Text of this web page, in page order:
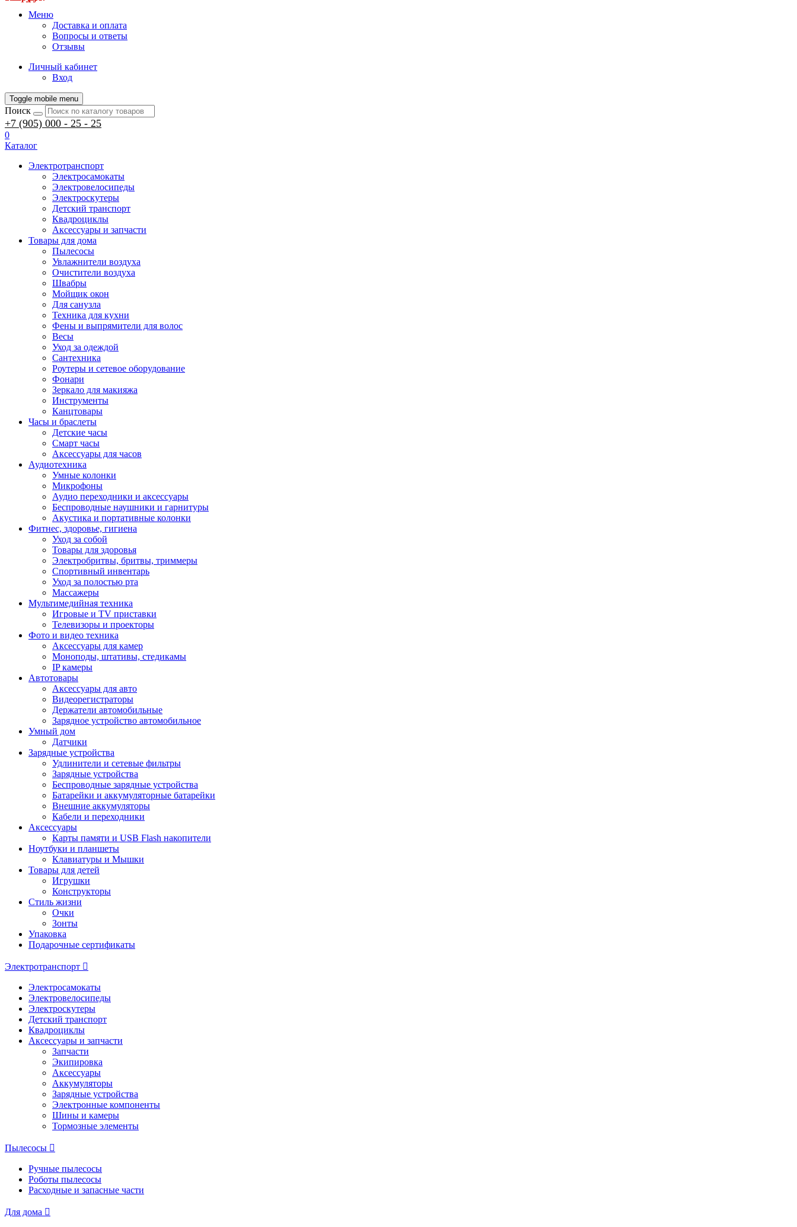
Меню
Доставка и оплата
Вопросы и ответы
Отзывы
Личный кабинет
Вход
Toggle mobile menu
Поиск
+7 (905) 000 - 25 - 25
0
Каталог
Электротранспорт
Электросамокаты
Электровелосипеды
Электроскутеры
Детский транспорт
Квадроциклы
Аксессуары и запчасти
Товары для дома
Пылесосы
Увлажнители воздуха
Очистители воздуха
Швабры
Мойщик окон
Для санузла
Техника для кухни
Фены и выпрямители для волос
Весы
Уход за одеждой
Сантехника
Роутеры и сетевое оборудование
Фонари
Зеркало для макияжа
Инструменты
Канцтовары
Часы и браслеты
Детские часы
Смарт часы
Аксессуары для часов
Аудиотехника
Умные колонки
Микрофоны
Аудио переходники и аксессуары
Беспроводные наушники и гарнитуры
Акустика и портативные колонки
Фитнес, здоровье, гигиена
Уход за собой
Товары для здоровья
Электробритвы, бритвы, триммеры
Спортивный инвентарь
Уход за полостью рта
Массажеры
Мультимедийная техника
Игровые и TV приставки
Телевизоры и проекторы
Фото и видео техника
Аксессуары для камер
Моноподы, штативы, стедикамы
IP камеры
Автотовары
Аксессуары для авто
Видеорегистраторы
Держатели автомобильные
Зарядное устройство автомобильное
Умный дом
Датчики
Зарядные устройства
Удлинители и сетевые фильтры
Зарядные устройства
Беспроводные зарядные устройства
Батарейки и аккумуляторные батарейки
Внешние аккумуляторы
Кабели и переходники
Аксессуары
Карты памяти и USB Flash накопители
Ноутбуки и планшеты
Клавиатуры и Мышки
Товары для детей
Игрушки
Конструкторы
Стиль жизни
Очки
Зонты
Упаковка
Подарочные сертификаты
Электротранспорт
Электросамокаты
Электровелосипеды
Электроскутеры
Детский транспорт
Квадроциклы
Аксессуары и запчасти
Запчасти
Экипировка
Аксессуары
Аккумуляторы
Зарядные устройства
Электронные компоненты
Шины и камеры
Тормозные элементы
Пылесосы
Ручные пылесосы
Роботы пылесосы
Расходные и запасные части
Для дома